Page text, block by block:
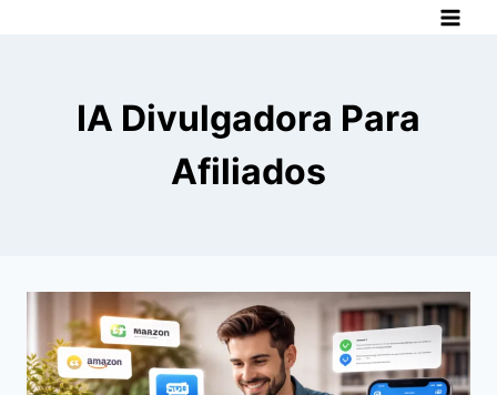
ConteúdoIA Divulgadora Para
Afiliados